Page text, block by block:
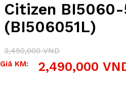
Citizen BI5060-
(BI506051L)
3,450,000VND
Giá
2,490,000
Giá
Giá KM: